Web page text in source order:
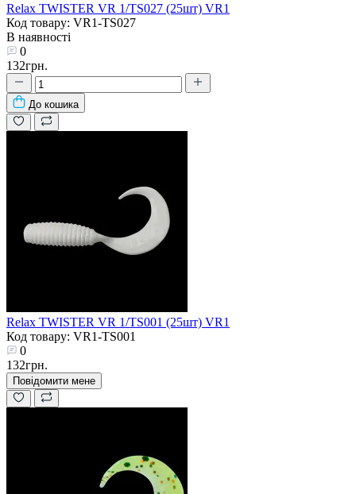
Relax TWISTER VR 1/TS027 (25шт) VR1
Код товару: VR1-TS027
В наявності
0
132грн.
До кошика
Relax TWISTER VR 1/TS001 (25шт) VR1
Код товару: VR1-TS001
0
132грн.
Повідомити мене